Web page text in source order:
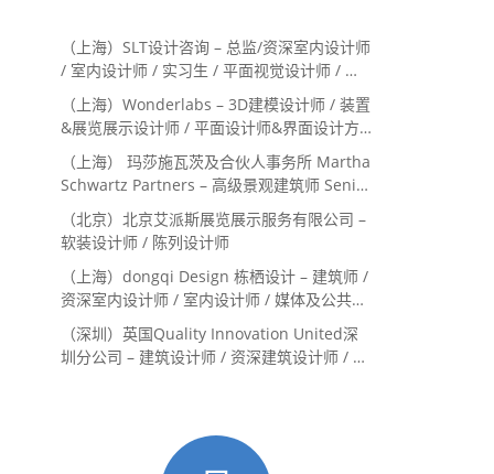
（上海）SLT设计咨询 – 总监/资深室内设计师
/ 室内设计师 / 实习生 / 平面视觉设计师 / 项
目经理/中后期负责人 / 媒体公关负责人 / 服
务体验设计师
（上海）Wonderlabs – 3D建模设计师 / 装置
&展览展示设计师 / 平面设计师&界面设计方
向
（上海） 玛莎施瓦茨及合伙人事务所 Martha
Schwartz Partners – 高级景观建筑师 Senior
Landscape Designer / 景观建筑师
Landscape Designer
（北京）北京艾派斯展览展示服务有限公司 –
软装设计师 / 陈列设计师
（上海）dongqi Design 栋栖设计 – 建筑师 /
资深室内设计师 / 室内设计师 / 媒体及公共关
系主管 / 设计实习生（常年招聘）
（深圳）英国Quality Innovation United深
圳分公司 – 建筑设计师 / 资深建筑设计师 / 室